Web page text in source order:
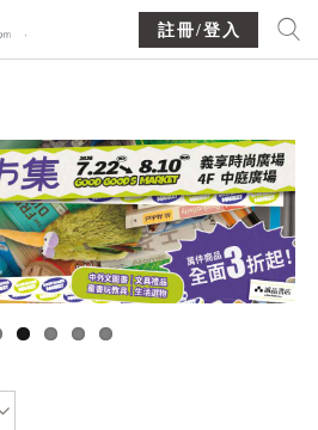
註冊/登入